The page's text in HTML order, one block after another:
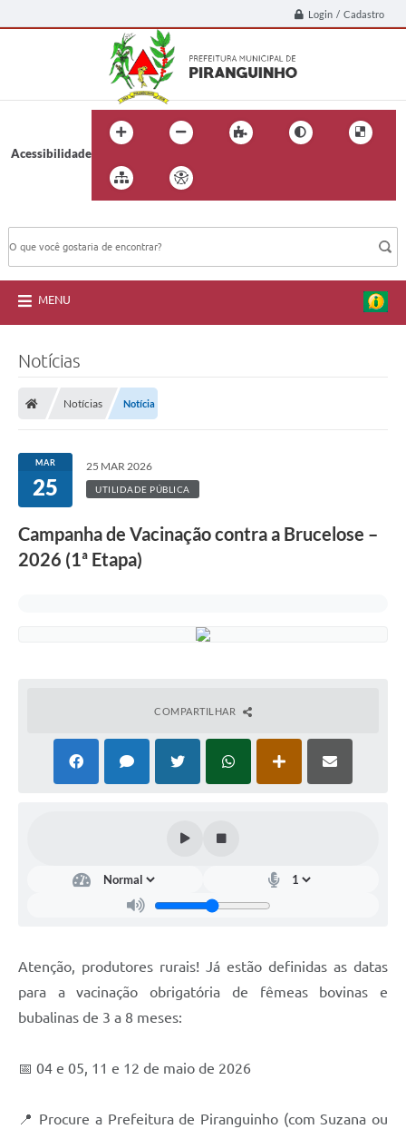
Login / Cadastro
Acessibilidade
MENU
Notícias
Notícias Notícia
MAR
25
25 MAR 2026
UTILIDADE PÚBLICA
Campanha de Vacinação contra a Brucelose –
2026 (1ª Etapa)
COMPARTILHAR
Atenção, produtores rurais! Já estão definidas as datas
para a vacinação obrigatória de fêmeas bovinas e
bubalinas de 3 a 8 meses:
📅 04 e 05, 11 e 12 de maio de 2026
📍 Procure a Prefeitura de Piranguinho (com Suzana ou